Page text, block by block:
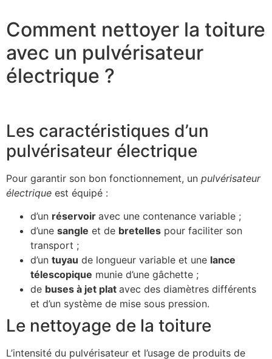
Comment nettoyer la toiture
avec un pulvérisateur
électrique ?
Les caractéristiques d’un
pulvérisateur électrique
Pour garantir son bon fonctionnement, un pulvérisateur
électrique est équipé :
d’un réservoir avec une contenance variable ;
d’une sangle et de bretelles pour faciliter son
transport ;
d’un tuyau de longueur variable et une lance
télescopique munie d’une gâchette ;
de buses à jet plat avec des diamètres différents
et d’un système de mise sous pression.
Le nettoyage de la toiture
L’intensité du pulvérisateur et l’usage de produits de